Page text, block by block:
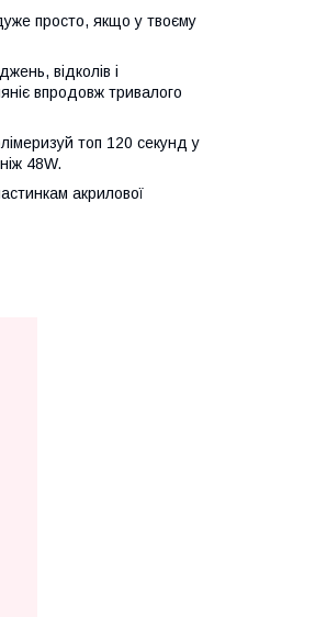
просто, якщо у твоєму
відколів і
впродовж тривалого
топ 120 секунд у
48W.
акрилової